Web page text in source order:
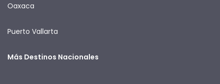
Oaxaca
Puerto Vallarta
Más Destinos Nacionales